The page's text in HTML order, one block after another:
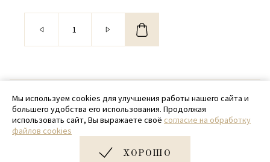
© 2020 - 2026 SamPack
+ 7 (918) 699-97-87
zakaz@sampack.store
Мы используем cookies для улучшения работы нашего сайта и
большего удобства его использования. Продолжая
использовать сайт, Вы выражаете своё согласие на обработку
файлов cookies
ХОРОШО